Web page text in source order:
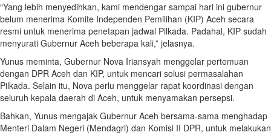
“Yang lebih menyedihkan, kami mendengar sampai hari ini gubernur
belum menerima Komite Independen Pemilihan (KIP) Aceh secara
resmi untuk menerima penetapan jadwal Pilkada. Padahal, KIP sudah
menyurati Gubernur Aceh beberapa kali,” jelasnya.
Yunus meminta, Gubernur Nova Iriansyah menggelar pertemuan
dengan DPR Aceh dan KIP, untuk mencari solusi permasalahan
Pilkada. Selain itu, Nova perlu menggelar rapat koordinasi dengan
seluruh kepala daerah di Aceh, untuk menyamakan persepsi.
Bahkan, Yunus mengajak Gubernur Aceh bersama-sama menghadap
Menteri Dalam Negeri (Mendagri) dan Komisi II DPR, untuk melakukan